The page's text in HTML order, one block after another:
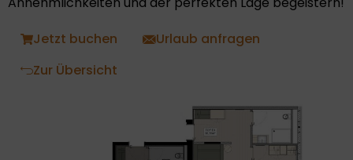
Jetzt buchen
Urlaub anfragen
Zur Übersicht